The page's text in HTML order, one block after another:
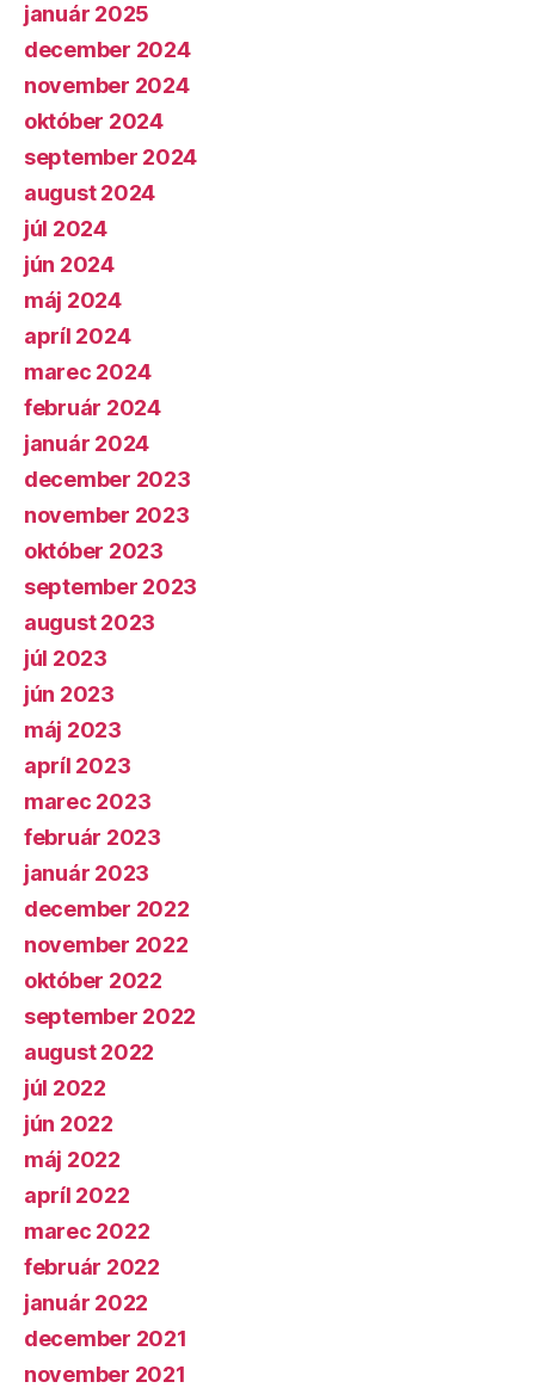
január 2025
december 2024
november 2024
október 2024
september 2024
august 2024
júl 2024
jún 2024
máj 2024
apríl 2024
marec 2024
február 2024
január 2024
december 2023
november 2023
október 2023
september 2023
august 2023
júl 2023
jún 2023
máj 2023
apríl 2023
marec 2023
február 2023
január 2023
december 2022
november 2022
október 2022
september 2022
august 2022
júl 2022
jún 2022
máj 2022
apríl 2022
marec 2022
február 2022
január 2022
december 2021
november 2021